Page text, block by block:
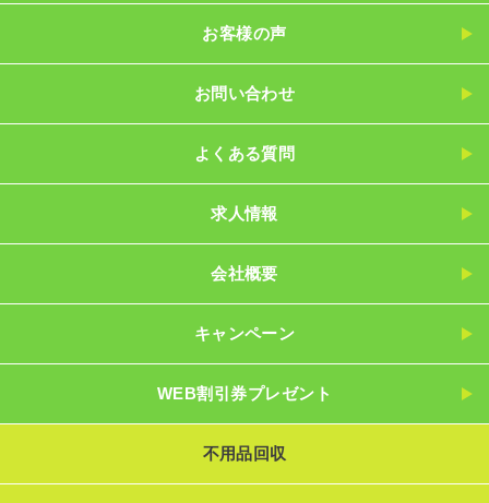
お客様の声
お問い合わせ
よくある質問
求人情報
会社概要
キャンペーン
WEB割引券プレゼント
不用品回収